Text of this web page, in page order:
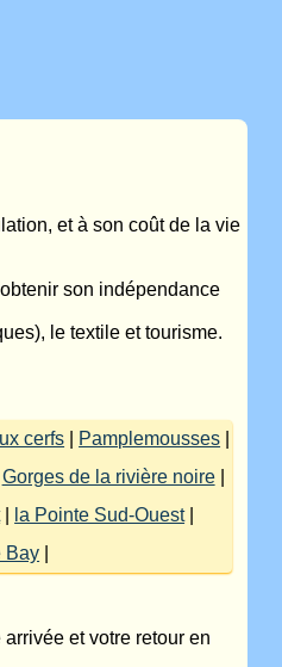
et à son coût de la vie
son indépendance
le textile et tourisme.
cerfs Pamplemousses
Gorges de la rivière noire|
| la Pointe Sud-Ouest|
Bay
et votre retour en